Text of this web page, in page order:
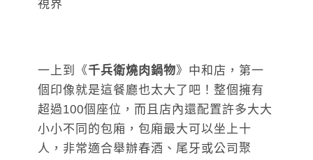
一上到《千兵衛燒肉鍋物》中和店，第一
個印像就是這餐廳也太大了吧！整個擁有
超過100個座位，而且店內還配置許多大大
小小不同的包廂，包廂最大可以坐上十
人，非常適合舉辦春酒、尾牙或公司聚